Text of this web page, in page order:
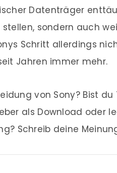
Datenträger
sondern auch
Schritt allerdings
Jahren immer mehr.
von Sony? Bist
als Download oder
Schreib deine